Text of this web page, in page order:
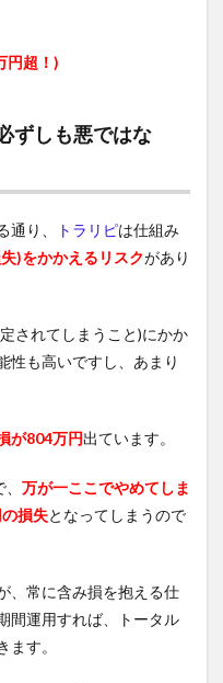
円超！)
ずしも悪ではな
り、 トラリピは仕組み
)をかかえるリスクがあり
されてしまうこと)にかか
性も高いですし、あまり
が804万円出ています。
万が一ここでやめてしま
損失となってしまうので
、常に含み損を抱える仕
間運用すれば、トータル
す。